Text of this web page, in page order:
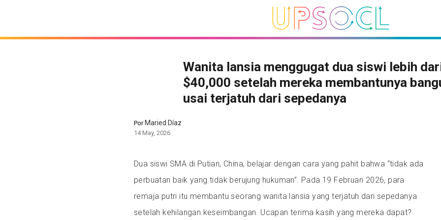
Wanita lansia menggugat dua siswi lebih
$40,000 setelah mereka membantunya
usai terjatuh dari sepedanya
PorMaried Díaz
14 May, 2026
Dua siswi SMA di Putian, China, belajar dengan cara yang pahit bahwa “tidak ada
perbuatan baik yang tidak berujung hukuman”. Pada 19 Februari 2026, para
remaja putri itu membantu seorang wanita lansia yang terjatuh dari sepedanya
setelah kehilangan keseimbangan. Ucapan terima kasih yang mereka dapat?